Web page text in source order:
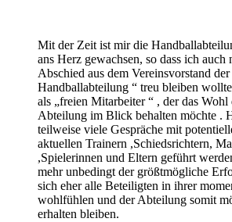
Mit der Zeit ist mir die
ans Herz gewachsen, so dass ich auch
Abschied aus dem Vereinsvorstand der
Handballabteilung “ treu bleiben
als „freien Mitarbeiter “ , der das Wohl
Abteilung im Blick behalten möchte .
teilweise viele Gespräche mit
aktuellen Trainern ,Schiedsrichtern,
,Spielerinnen und Eltern geführt
mehr unbedingt der größtmögliche
sich eher alle Beteiligten in ihrer
wohlfühlen und der Abteilung somit
erhalten bleiben.